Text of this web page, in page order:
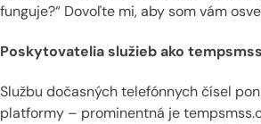
funguje?“ Dovoľte mi, aby som vám
Poskytovatelia služieb ako
Službu dočasných telefónnych čísel
platformy – prominentná je